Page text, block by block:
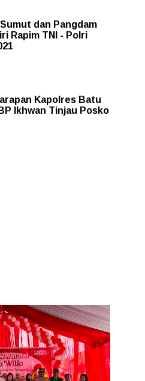
dan Pangdam
Rapim TNI - Polri
Kapolres Batu
Ikhwan Tinjau Posko